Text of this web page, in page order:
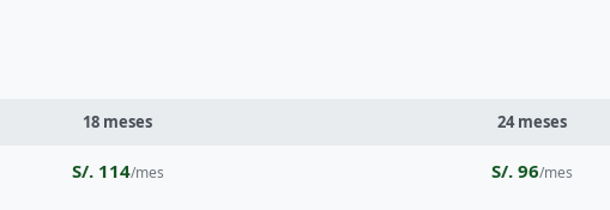
18 meses 24 meses
S/. 114/mes S/. 96/mes